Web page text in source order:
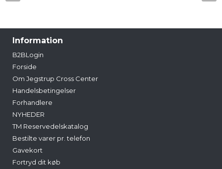
Information
B2BLogin
Forside
Om Jegstrup Cross Center
Handelsbetingelser
Forhandlere
NYHEDER
TM Reservedelskatalog
Bestilte varer pr. telefon
Gavekort
Fortryd dit køb